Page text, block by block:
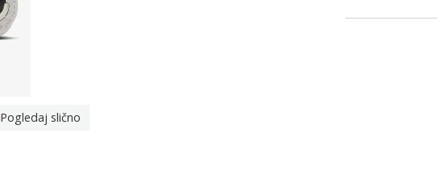
Pogledaj slično